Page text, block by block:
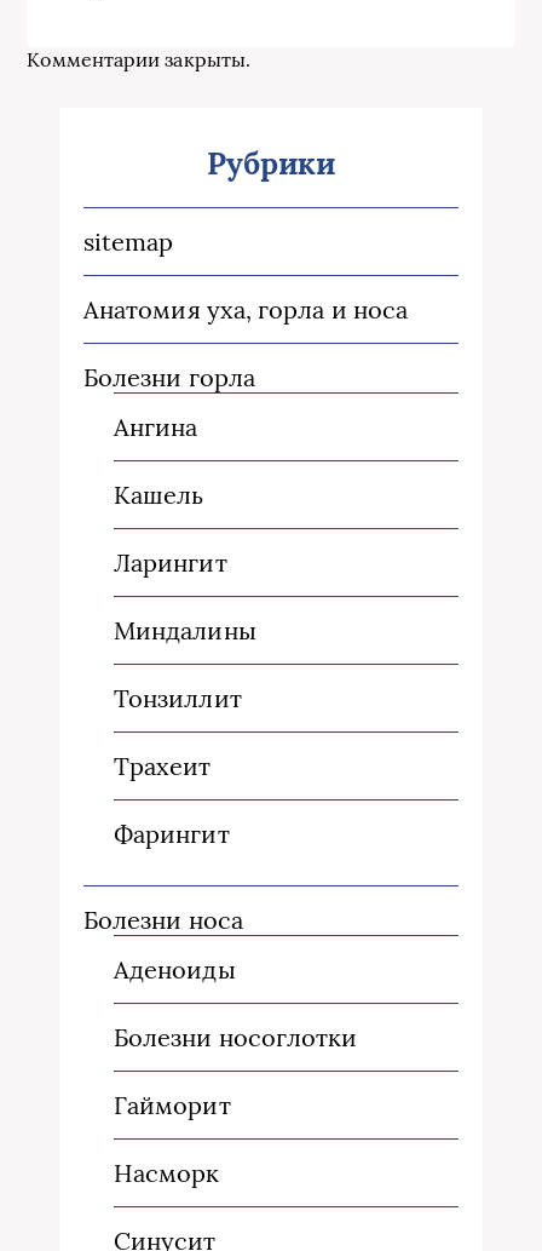
Комментарии закрыты.
Рубрики
sitemap
Анатомия уха, горла и носа
Болезни горла
Ангина
Кашель
Ларингит
Миндалины
Тонзиллит
Трахеит
Фарингит
Болезни носа
Аденоиды
Болезни носоглотки
Гайморит
Насморк
Синусит